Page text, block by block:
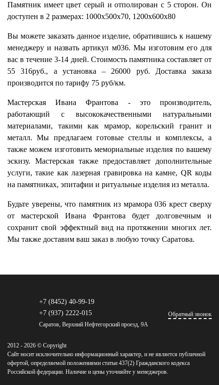
Памятник имеет цвет серый и отполирован с 5 сторон. Он
доступен в 2 размерах: 1000х500х70, 1200х600х80
Вы можете заказать данное изделие, обратившись к нашему
менеджеру и назвать артикул м036. Мы изготовим его для
вас в течение 3-14 дней. Стоимость памятника составляет от
55 316руб., а установка – 26000 руб. Доставка заказа
производится по тарифу 75 руб/км.
Мастерская Ивана Франтова - это производитель,
работающий с высококачественными натуральными
материалами, такими как мрамор, корельский гранит и
металл. Мы предлагаем готовые стеллы и комплексы, а
также можем изготовить мемориальные изделия по вашему
эскизу. Мастерская также предоставляет дополнительные
услуги, такие как лазерная гравировка на камне, QR коды
на памятниках, эпитафии и ритуальные изделия из металла.
Будьте уверены, что памятник из мрамора 036 крест сверху
от мастерской Ивана Франтова будет долговечным и
сохранит свой эффектный вид на протяжении многих лет.
Мы также доставим ваш заказ в любую точку Саратова.
+7 (8452) 40-99-19
+7 (937) 2222-015
Саратов, Верхний Нефтегорский проезд, 9А
Обратный звонок
2012 - 2026 © Copyright
Сайт носит исключительно информационный характер, и не является публичной
офертой, определяемой положениями статьи 437(2) Гражданского кодекса
Российской федерации. Наличие и цены уточняйте у менеджеров.